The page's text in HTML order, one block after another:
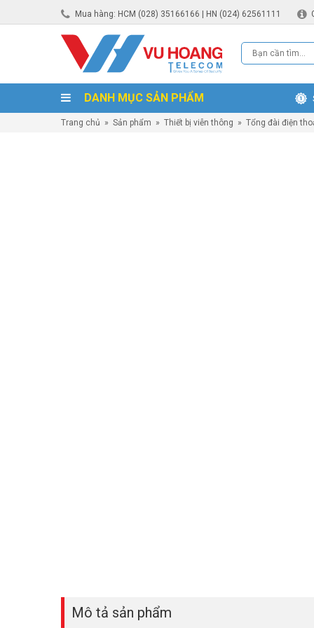
Mua hàng: HCM (028) 35166166 | HN (024) 62561111
DANH MỤC SẢN PHẨM
Trang chủ » Sản phẩm » Thiết bị viễn thông » Tổng đài điện
Mô tả sản phẩm